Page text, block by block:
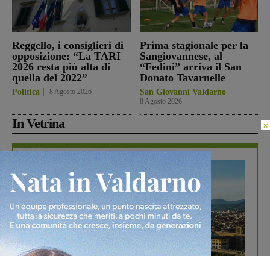
Reggello, i consiglieri di
opposizione: “La TARI
2026 resta più alta di
quella del 2022”
Politica 8 Agosto 2026
Prima stagionale per la
Sangiovannese, al
“Fedini” arriva il San
Donato Tavarnelle
San Giovanni Valdarno
8 Agosto 2026
In Vetrina ×